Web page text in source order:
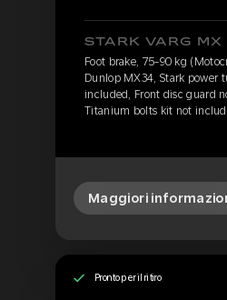
STARK VARG MX
Foot brake, 75-90 kg
Dunlop MX34, Stark power
included, Front disc guard
Titanium bolts kit not
Maggiori
Pronto per il ritiro